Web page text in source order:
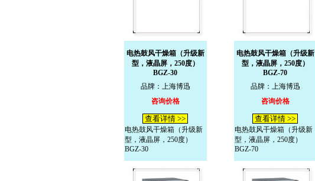
电热鼓风干燥箱（升级新
型，液晶屏，250度）
BGZ-30
品牌：上海博迅
咨询价格
查看详情 >>
电热鼓风干燥箱（升级新
型，液晶屏，250度）
BGZ-30
电热鼓风干燥箱（升级新
型，液晶屏，250度）
BGZ-70
品牌：上海博迅
咨询价格
查看详情 >>
电热鼓风干燥箱（升级新
型，液晶屏，250度）
BGZ-70